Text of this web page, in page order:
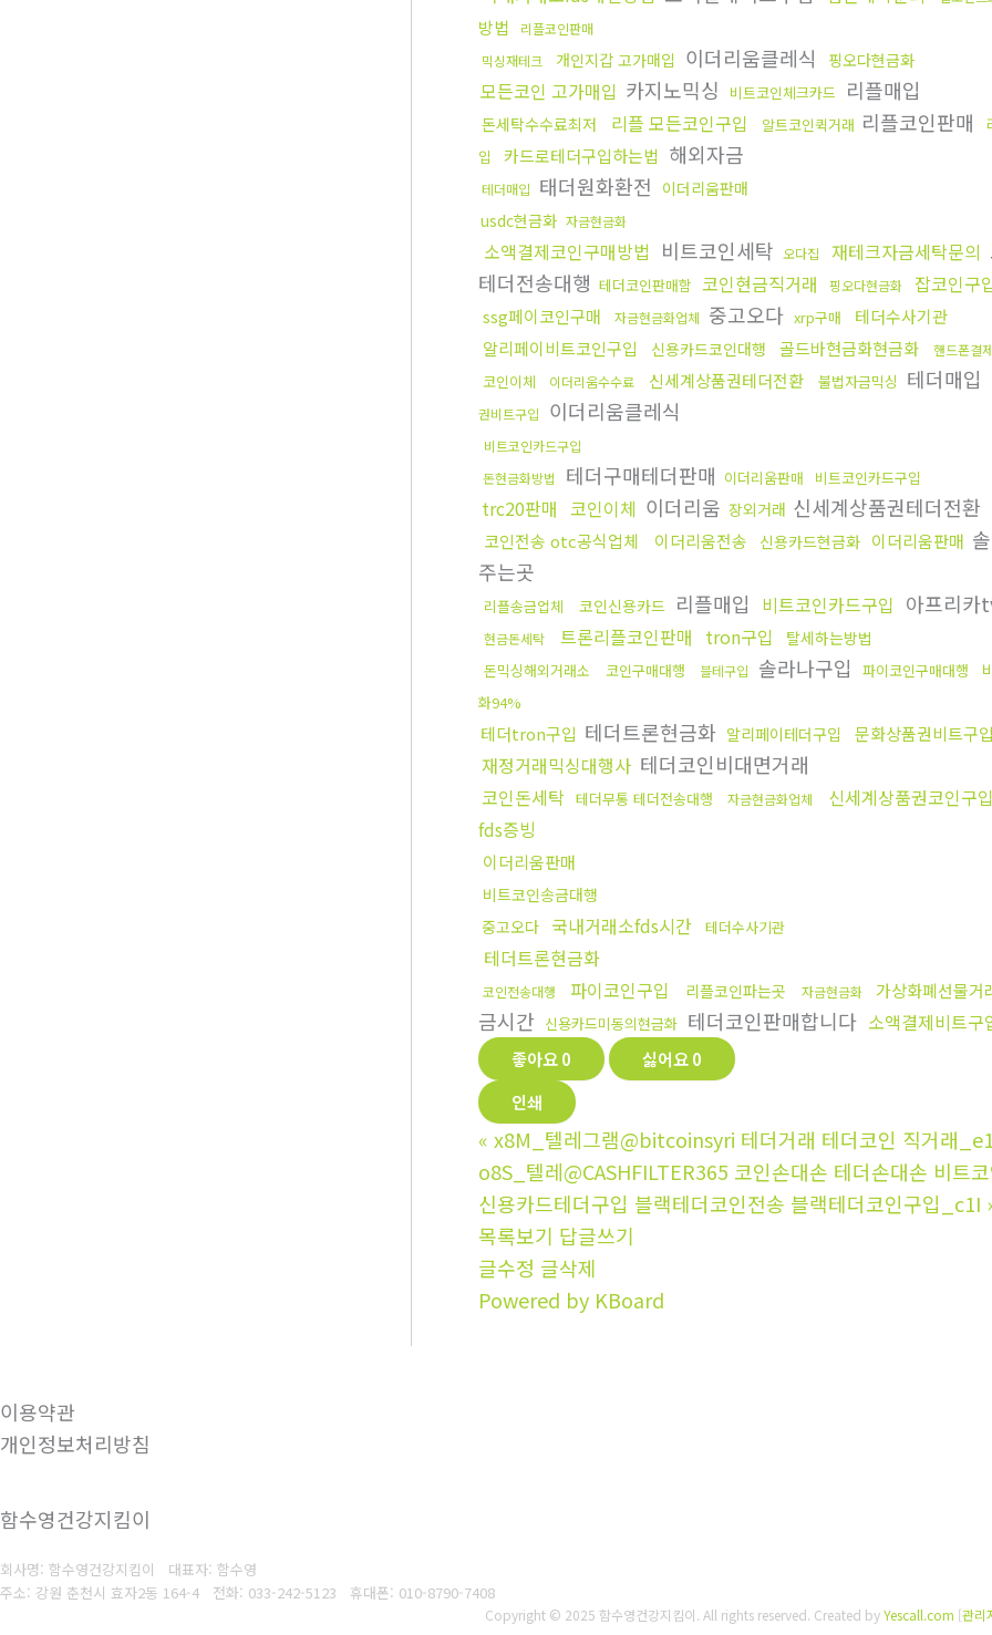
방법
리플코인판매
믹싱재테크
개인지갑 고가매입 이더리움클레식 핑오다현금화
모든코인 고가매입 카지노믹싱 비트코인체크카드 리플매입
돈세탁수수료최저 리플 모든코인구입 알트코인퀵거래 리플코인판매
입
카드로테더구입하는법 해외자금
테더매입 태더원화환전 이더리움판매
usdc현금화 자금현금화
소액결제코인구매방법 비트코인세탁 오다집 재테크자금세탁문의
테더전송대행 테더코인판매함 코인현금직거래 핑오다현금화 잡코인구
ssg페이코인구매 자금현금화업체 중고오다 xrp구매
테더수사기관
알리페이비트코인구입
신용카드코인대행 골드바현금화현금화 핸드폰결
코인이체 이더리움수수료 신세계상품권테더전환 불법자금믹싱 테더매입
권비트구입
이더리움클레식
비트코인카드구입
돈현금화방법
테더구매테더판매 이더리움판매 비트코인카드구입
trc20판매 코인이체 이더리움 장외거래 신세계상품권테더전환
코인전송 otc공식업체 이더리움전송 신용카드현금화 이더리움판매
주는곳
리플송금업체 코인신용카드 리플매입 비트코인카드구입 아프리카
현금돈세탁 트론리플코인판매 tron구입 탈세하는방법
돈믹싱해외거래소 코인구매대행 블테구입 솔라나구입 파이코인구매대행
화94%
테더tron구입 테더트론현금화 알리페이테더구입 문화상품권비트구입
재정거래믹싱대행사 테더코인비대면거래
코인돈세탁 테더무통 테더전송대행 자금현금화업체 신세계상품권코인구입
fds증빙
이더리움판매
비트코인송금대행
중고오다 국내거래소fds시간 테더수사기관
테더트론현금화
코인전송대행 파이코인구입 리플코인파는곳 자금현금화 가상화폐선물거
금시간 신용카드미동의현금화 테더코인판매합니다 소액결제비트구
좋아요0 싫어요0
인쇄
« x8M_텔레그램@bitcoinsyri 테더거래 테더코인 직거래
o8S_텔레@CASHFILTER365 코인손대손 테더손대손 비트
신용카드테더구입 블랙테더코인전송 블랙테더코인구입_c1I
목록보기 답글쓰기
글수정 글삭제
Powered by KBoard
이용약관
개인정보처리방침
함수영건강지킴이
회사명: 함수영건강지킴이 대표자: 함수영
주소: 강원 춘천시 효자2동 164-4 전화: 033-242-5123 휴대폰: 010-8790-7408
Copyright © 2025 함수영건강지킴이. All rights reserved. Created byYescall.com [관리